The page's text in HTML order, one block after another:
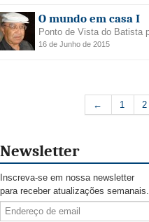
O mundo em casa I
Ponto de Vista do Batista
16 de Junho de 2015
← 1 2
Newsletter
Inscreva-se em nossa newsletter
para receber atualizações semanais.